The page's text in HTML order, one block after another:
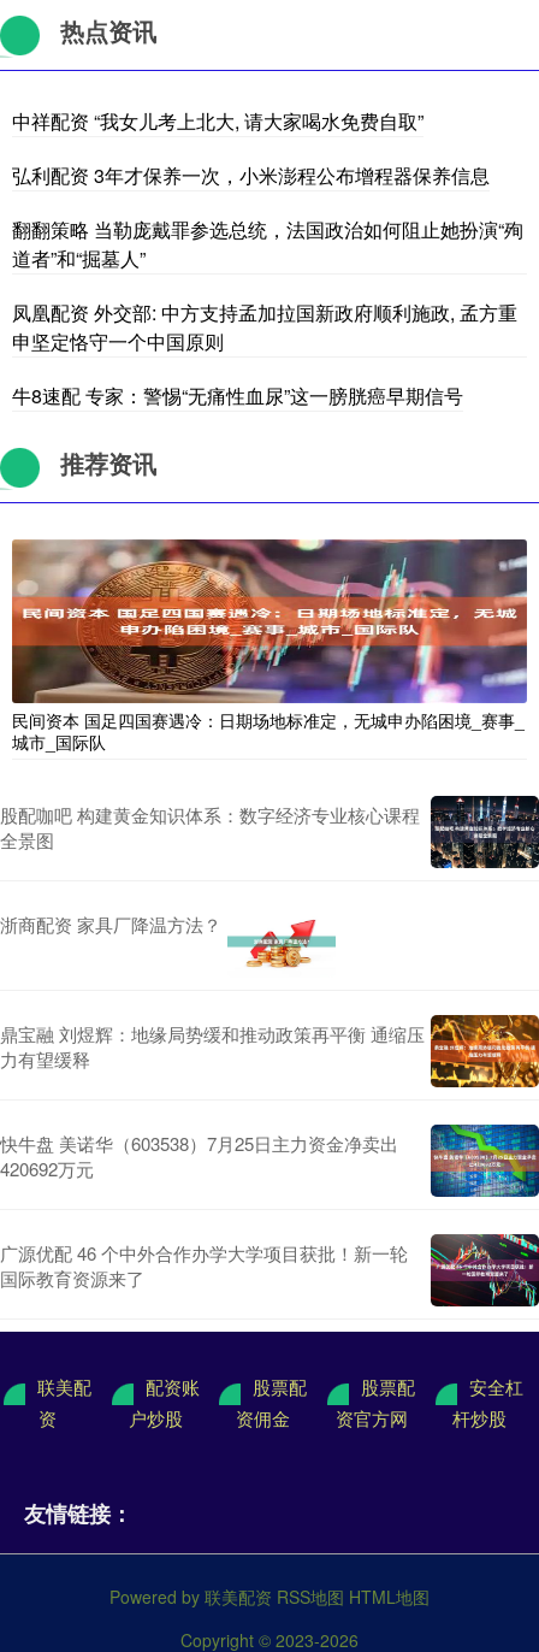
热点资讯
中祥配资 “我女儿考上北大, 请大家喝水免费自取”
弘利配资 3年才保养一次，小米澎程公布增程器保养信息
翻翻策略 当勒庞戴罪参选总统，法国政治如何阻止她扮演“殉
道者”和“掘墓人”
凤凰配资 外交部: 中方支持孟加拉国新政府顺利施政, 孟方重
申坚定恪守一个中国原则
牛8速配 专家：警惕“无痛性血尿”这一膀胱癌早期信号
推荐资讯
民间资本 国足四国赛遇冷：日期场地标准定，无城申办陷困境_赛事_
城市_国际队
股配咖吧 构建黄金知识体系：数字经济专业核心课程
全景图
浙商配资 家具厂降温方法？
鼎宝融 刘煜辉：地缘局势缓和推动政策再平衡 通缩压
力有望缓释
快牛盘 美诺华（603538）7月25日主力资金净卖出
420692万元
广源优配 46 个中外合作办学大学项目获批！新一轮
国际教育资源来了
联美配
资
配资账
户炒股
股票配
资佣金
股票配
资官方网
安全杠
杆炒股
友情链接：
Powered by 联美配资 RSS地图 HTML地图
Copyright © 2023-2026